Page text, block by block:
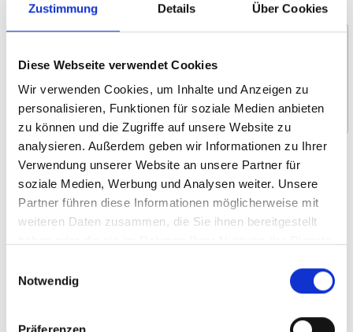
Zustimmung Details Über Cookies
Diese Webseite verwendet Cookies
Wir verwenden Cookies, um Inhalte und Anzeigen zu
personalisieren, Funktionen für soziale Medien anbieten
zu können und die Zugriffe auf unsere Website zu
analysieren. Außerdem geben wir Informationen zu Ihrer
Verwendung unserer Website an unsere Partner für
soziale Medien, Werbung und Analysen weiter. Unsere
Partner führen diese Informationen möglicherweise mit
weiteren Daten zusammen, die Sie ihnen bereitgestellt
Notwendig
Präferenzen
Nachricht *
Wofür interessieren Sie sich?
Um- und Hinsetzen
Heben und Verstauen
Selbstständiges Fahren
Systemboden und Sitze
Rollstuhlrückhalte­- und Sicherheitsgurt